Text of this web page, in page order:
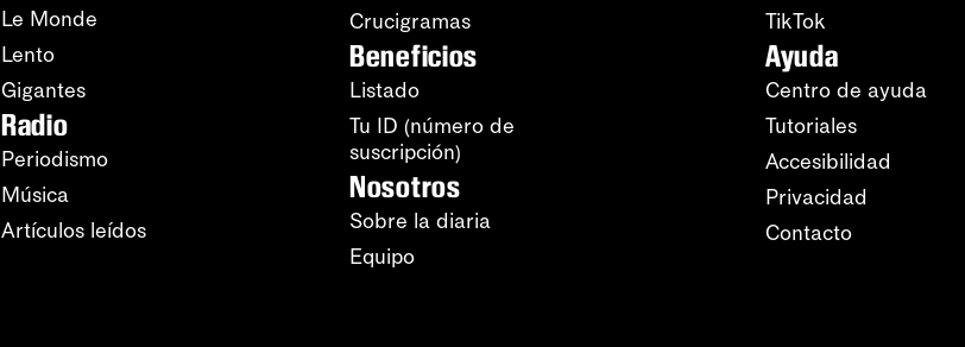
Le Monde
Lento
Gigantes
Radio
Periodismo
Música
Artículos leídos
Crucigramas
Beneficios
Listado
Tu ID (número de
suscripción)
Nosotros
Sobre la diaria
Equipo
TikTok
Ayuda
Centro de ayuda
Tutoriales
Accesibilidad
Privacidad
Contacto